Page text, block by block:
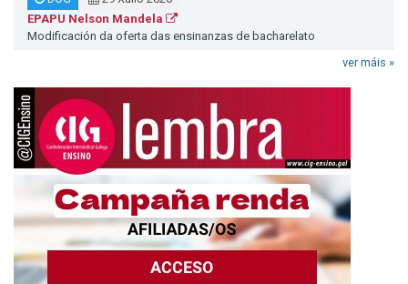
EPAPU Nelson Mandela
Modificación da oferta das ensinanzas de bacharelato
ver máis »